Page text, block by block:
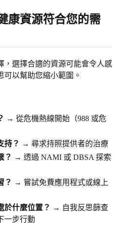
康資源符合您的需
，選擇合適的資源可能會令人感
可以幫助您縮小範圍。
→ 從危機熱線開始（988 或危
持？ → 尋求持照提供者的治療
？ → 透過 NAMI 或 DBSA 探索
？ → 嘗試免費應用程式或線上
於什麼位置？ → 自我反思篩查
一步行動